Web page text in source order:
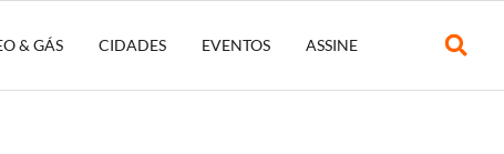
& GÁS CIDADES EVENTOS ASSINE